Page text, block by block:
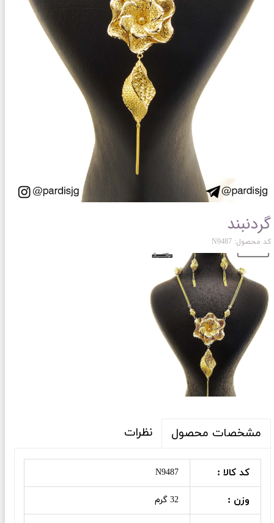
گردنبند
کد محصول: N9487
مشخصات محصول نظرات
کد کالا : N9487
وزن : 32 گرم